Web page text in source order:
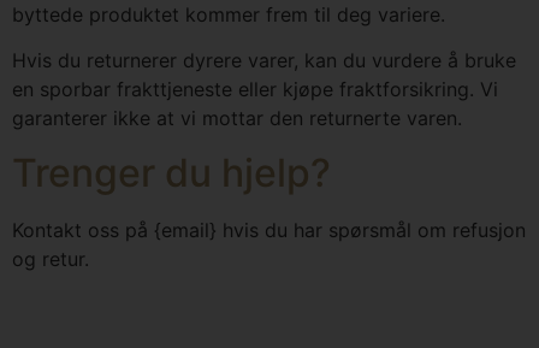
byttede produktet kommer frem til deg variere.
Hvis du returnerer dyrere varer, kan du vurdere å bruke
en sporbar frakttjeneste eller kjøpe fraktforsikring. Vi
garanterer ikke at vi mottar den returnerte varen.
Trenger du hjelp?
Kontakt oss på {email} hvis du har spørsmål om refusjon
og retur.